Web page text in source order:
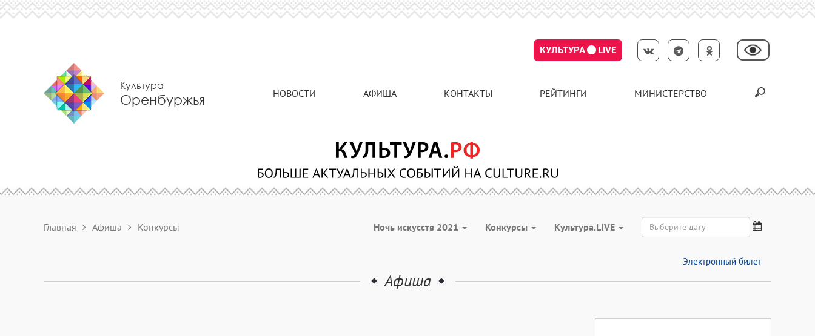
КУЛЬТУРА LIVE
Культура
Оренбуржья НОВОСТИ АФИША КОНТАКТЫ РЕЙТИНГИ МИНИСТЕРСТВО
Главная Афиша Конкурсы Ночь искусств 2021 Конкурсы Культура.LIVE
Электронный билет
Афиша